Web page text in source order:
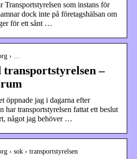
som instans för
dock inte på företagshälsan om
för ett sånt …
› …
transportstyrelsen –
jag i dagarna efter
har transportstyrelsen fattat ett beslut
något jag behöver …
› sok › transportstyrelsen